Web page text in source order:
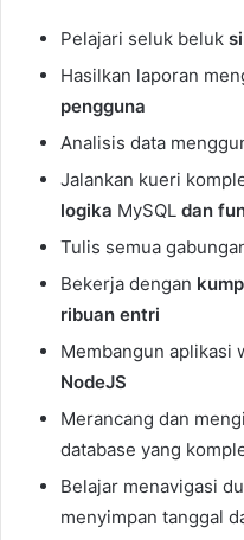
Pelajari seluk beluk
Hasilkan laporan
pengguna
Analisis data
Jalankan kueri
logika MySQL dan
Tulis semua
Bekerja dengan
ribuan entri
Membangun aplikasi
NodeJS
Merancang dan
database yang
Belajar menavigasi
menyimpan tanggal